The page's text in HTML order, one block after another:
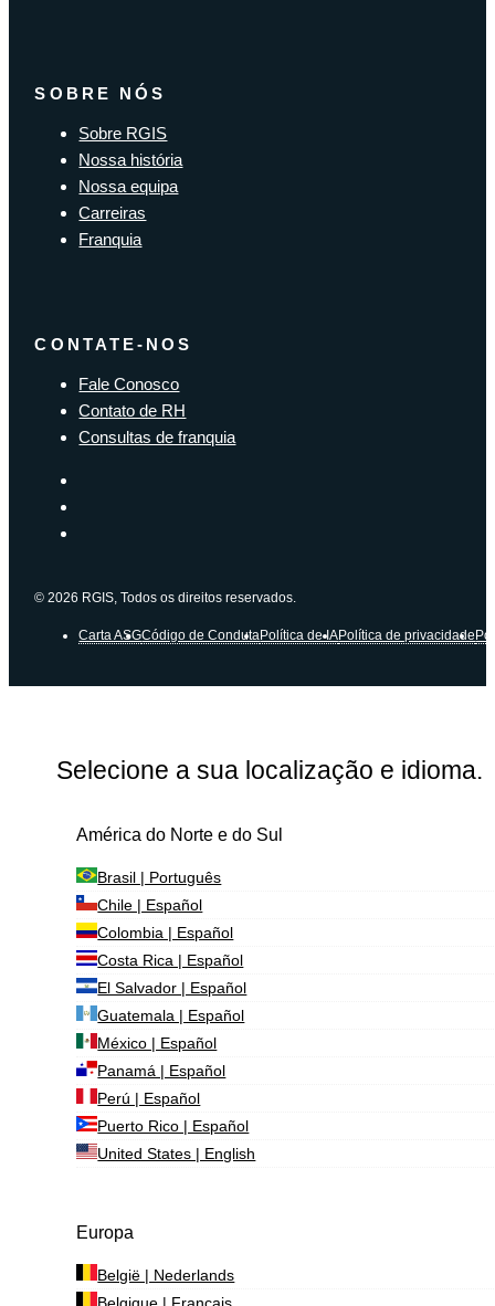
SOBRE NÓS
Sobre RGIS
Nossa história
Nossa equipa
Carreiras
Franquia
CONTATE-NOS
Fale Conosco
Contato de RH
Consultas de franquia
© 2026 RGIS, Todos os direitos reservados.
Carta ASGCódigo de CondutaPolítica de IAPolítica de privacidade
Selecione a sua localização e idioma.
América do Norte e do Sul
Brasil | Português
Chile | Español
Colombia | Español
Costa Rica | Español
El Salvador | Español
Guatemala | Español
México | Español
Panamá | Español
Perú | Español
Puerto Rico | Español
United States | English
Europa
België | Nederlands
Belgique | Français